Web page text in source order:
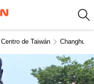
Centro de Taiwán Changhua